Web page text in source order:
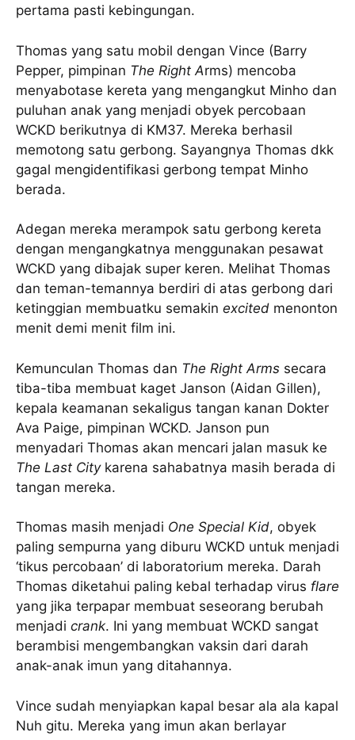
pertama pasti kebingungan.
Thomas yang satu mobil dengan Vince (Barry
Pepper, pimpinan The Right Arms) mencoba
menyabotase kereta yang mengangkut Minho dan
puluhan anak yang menjadi obyek percobaan
WCKD berikutnya di KM37. Mereka berhasil
memotong satu gerbong. Sayangnya Thomas dkk
gagal mengidentifikasi gerbong tempat Minho
berada.
Adegan mereka merampok satu gerbong kereta
dengan mengangkatnya menggunakan pesawat
WCKD yang dibajak super keren. Melihat Thomas
dan teman-temannya berdiri di atas gerbong dari
ketinggian membuatku semakin excited menonton
menit demi menit film ini.
Kemunculan Thomas dan The Right Arms secara
tiba-tiba membuat kaget Janson (Aidan Gillen),
kepala keamanan sekaligus tangan kanan Dokter
Ava Paige, pimpinan WCKD. Janson pun
menyadari Thomas akan mencari jalan masuk ke
The Last Citykarena sahabatnya masih berada di
tangan mereka.
Thomas masih menjadi One Special Kid, obyek
paling sempurna yang diburu WCKD untuk menjadi
‘tikus percobaan’ di laboratorium mereka. Darah
Thomas diketahui paling kebal terhadap virus flare
yang jika terpapar membuat seseorang berubah
menjadi crank. Ini yang membuat WCKD sangat
berambisi mengembangkan vaksin dari darah
anak-anak imun yang ditahannya.
Vince sudah menyiapkan kapal besar ala ala kapal
Nuh gitu. Mereka yang imun akan berlayar